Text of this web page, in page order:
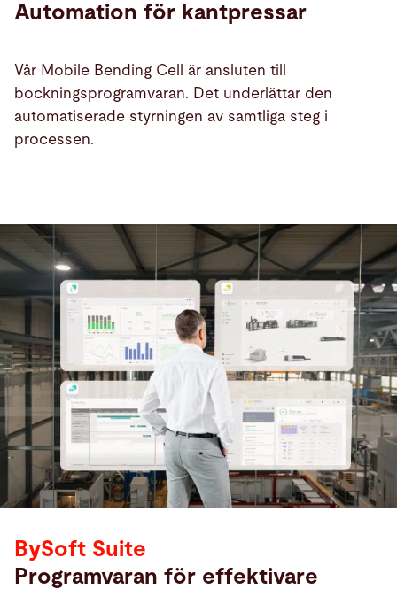
Automation för kantpressar
Vår Mobile Bending Cell är ansluten till
bockningsprogramvaran. Det underlättar den
automatiserade styrningen av samtliga steg i
processen.
BySoft Suite
Programvaran för effektivare